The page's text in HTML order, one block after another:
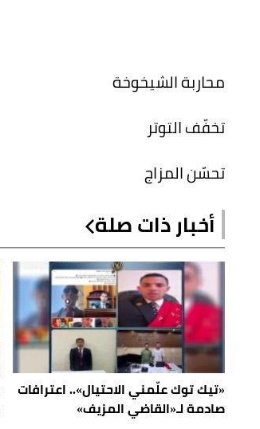
محاربة الشيخوخة
تخفّف التوتر
تحسّن المزاج
أخبار ذات صلة
«تيك توك علّمني الاحتيال».. اعترافات
صادمة لـ«القاضي المزيف»